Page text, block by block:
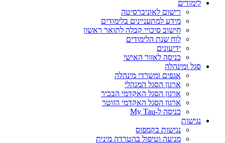
לימודים
רישום לאוניברסיטה
מידע למתעניינים בלימודים
חישוב סיכויי קבלה לתואר ראשון
לוח שנת הלימודים
ידיעונים
כניסה לאזור האישי
סגל ומינהלה
אגפים ומשרדי מינהלה
ארגון הסגל המנהלי
ארגון הסגל האקדמי הבכיר
ארגון הסגל האקדמי הזוטר
כניסה ל-My Tau
נגישות
נגישות בקמפוס
מניעה וטיפול בהטרדה מינית